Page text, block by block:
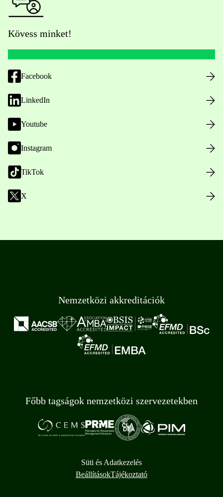
Kövess minket!
Facebook
LinkedIn
Youtube
Instagram
TikTok
X
Nemzetközi akkreditációk
Főbb tagságok nemzetközi szervezetekben
Süti és Adatkezelés
BeállításokTájékoztató